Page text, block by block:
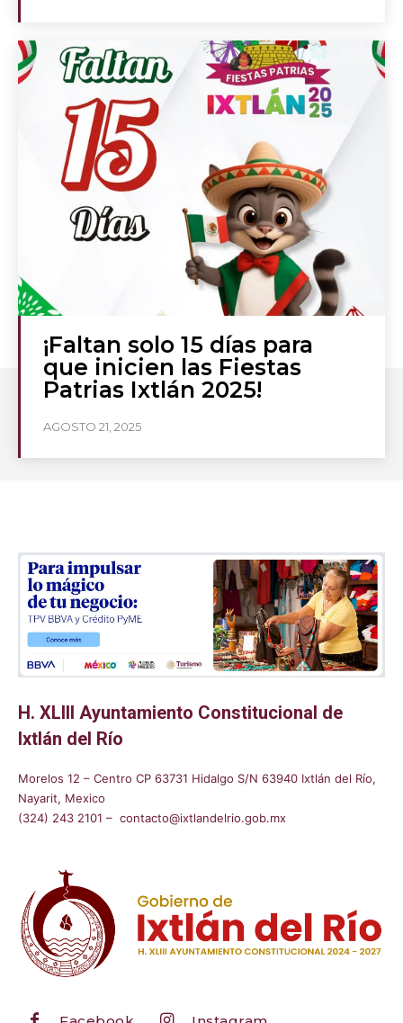
¡Faltan solo 15 días para
que inicien las Fiestas
Patrias Ixtlán 2025!
AGOSTO 21, 2025
H. XLIII Ayuntamiento Constitucional de
Ixtlán del Río
Morelos 12 – Centro CP 63731 Hidalgo S/N 63940 Ixtlán del Río,
Nayarit, Mexico
(324) 243 2101 – contacto@ixtlandelrio.gob.mx